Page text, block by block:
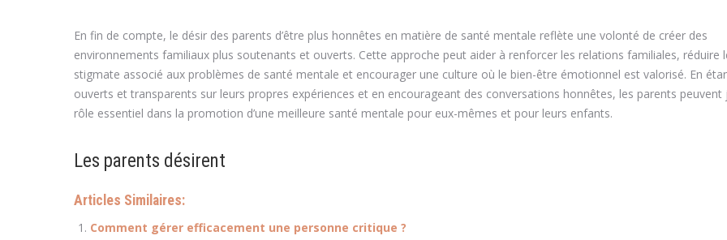
En fin de compte, le désir des parents d’être plus honnêtes en matière de santé mentale reflète une volonté de créer des
environnements familiaux plus soutenants et ouverts. Cette approche peut aider à renforcer les relations familiales, réduire
stigmate associé aux problèmes de santé mentale et encourager une culture où le bien-être émotionnel est valorisé. En
ouverts et transparents sur leurs propres expériences et en encourageant des conversations honnêtes, les parents peuvent
rôle essentiel dans la promotion d’une meilleure santé mentale pour eux-mêmes et pour leurs enfants.
Les parents désirent
Articles Similaires:
Comment gérer efficacement une personne critique ?